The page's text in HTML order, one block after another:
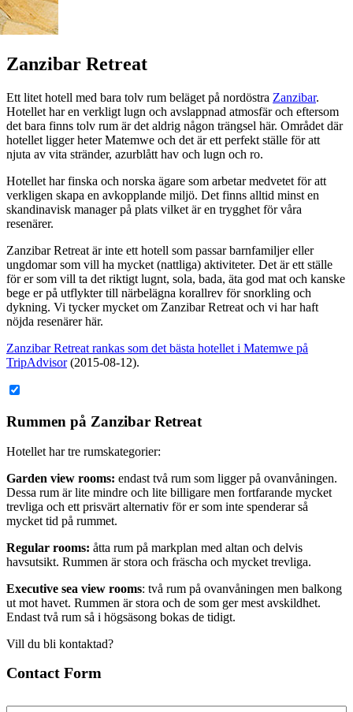
Zanzibar Retreat
Ett litet hotell med bara tolv rum beläget på nordöstra Zanzibar.
Hotellet har en verkligt lugn och avslappnad atmosfär och eftersom
det bara finns tolv rum är det aldrig någon trängsel här. Området där
hotellet ligger heter Matemwe och det är ett perfekt ställe för att
njuta av vita stränder, azurblått hav och lugn och ro.
Hotellet har finska och norska ägare som arbetar medvetet för att
verkligen skapa en avkopplande miljö. Det finns alltid minst en
skandinavisk manager på plats vilket är en trygghet för våra
resenärer.
Zanzibar Retreat är inte ett hotell som passar barnfamiljer eller
ungdomar som vill ha mycket (nattliga) aktiviteter. Det är ett ställe
för er som vill ta det riktigt lugnt, sola, bada, äta god mat och kanske
bege er på utflykter till närbelägna korallrev för snorkling och
dykning. Vi tycker mycket om Zanzibar Retreat och vi har haft
nöjda resenärer här.
Zanzibar Retreat rankas som det bästa hotellet i Matemwe på
TripAdvisor(2015-08-12).
Rummen på Zanzibar Retreat
Hotellet har tre rumskategorier:
Garden view rooms: endast två rum som ligger på ovanvåningen.
Dessa rum är lite mindre och lite billigare men fortfarande mycket
trevliga och ett prisvärt alternativ för er som inte spenderar så
mycket tid på rummet.
Regular rooms: åtta rum på markplan med altan och delvis
havsutsikt. Rummen är stora och fräscha och mycket trevliga.
Executive sea view rooms: två rum på ovanvåningen men balkong
ut mot havet. Rummen är stora och de som ger mest avskildhet.
Endast två rum så i högsäsong bokas de tidigt.
Vill du bli kontaktad?
Contact Form
Namn